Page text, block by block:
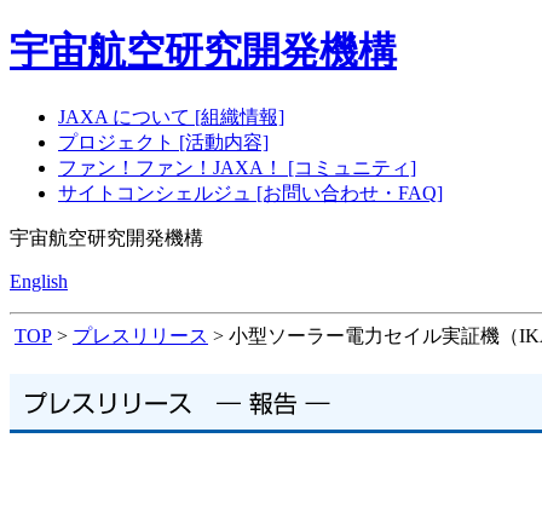
宇宙航空研究開発機構
JAXA について [組織情報]
プロジェクト [活動内容]
ファン！ファン！JAXA！ [コミュニティ]
サイトコンシェルジュ [お問い合わせ・FAQ]
宇宙航空研究開発機構
English
TOP > プレスリリース > 小型ソーラー電力セイル実証機（